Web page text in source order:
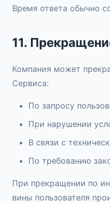
Время ответа обычно
11.
Компания может
Сервиса:
По запросу
При нарушении
В связи с
По требованию
При прекращении по
вины пользователя